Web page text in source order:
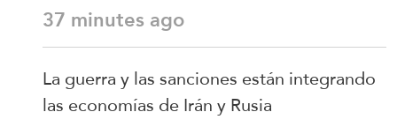
37 minutes ago
La guerra y las sanciones están integrando
las economías de Irán y Rusia